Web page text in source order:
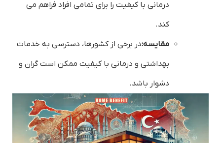
درمانی با کیفیت را برای تمامی افراد فراهم می
کند.
مقایسه:در برخی از کشورها، دسترسی به خدمات
بهداشتی و درمانی با کیفیت ممکن است گران و
دشوار باشد.